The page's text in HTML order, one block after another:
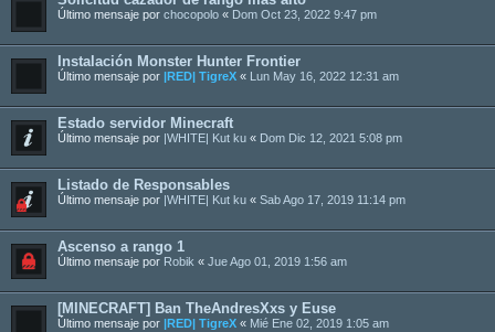
Último mensaje por chocopolo « Dom Oct 23, 2022 9:47 pm
Instalación Monster Hunter Frontier
Último mensaje por |RED| TigreX « Lun May 16, 2022 12:31 am
Estado servidor Minecraft
Último mensaje por |WHITE| Kut ku « Dom Dic 12, 2021 5:08 pm
Listado de Responsables
Último mensaje por |WHITE| Kut ku « Sab Ago 17, 2019 11:14 pm
Ascenso a rango 1
Último mensaje por Robik « Jue Ago 01, 2019 1:56 am
[MINECRAFT] Ban TheAndresXxs y Euse
Último mensaje por |RED| TigreX « Mié Ene 02, 2019 1:05 am